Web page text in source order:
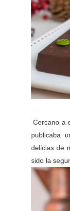
Cercano a
publicaba
delicias de
sido la